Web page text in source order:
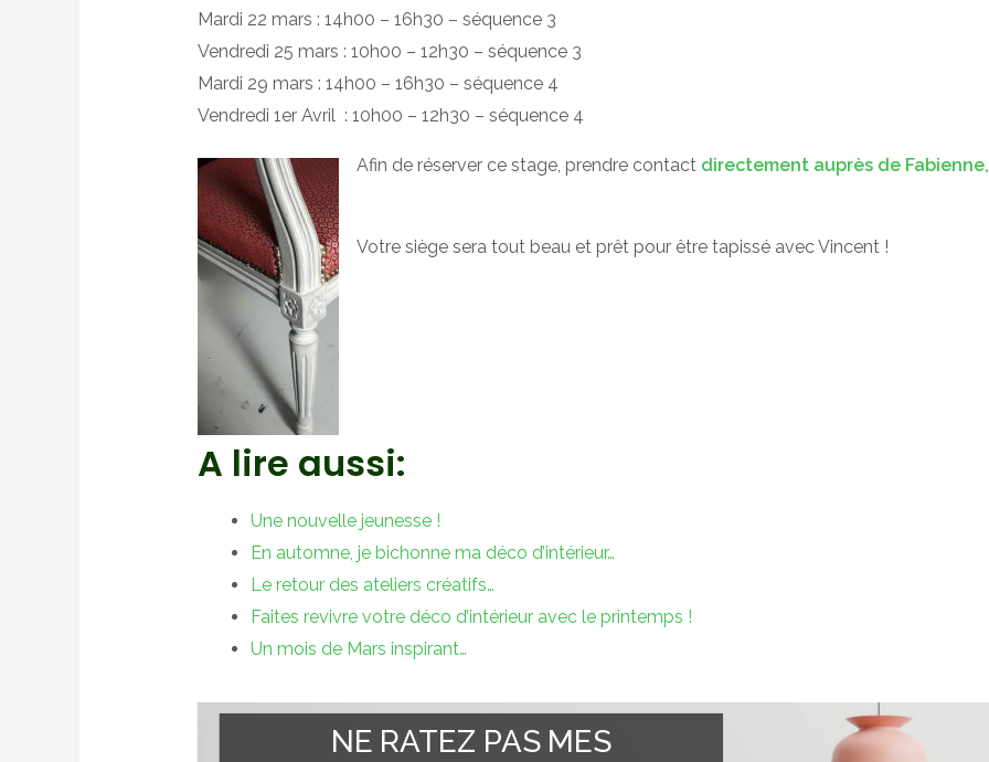
Mardi 22 mars : 14h00 – 16h30 – séquence 3
Vendredi 25 mars : 10h00 – 12h30 – séquence 3
Mardi 29 mars : 14h00 – 16h30 – séquence 4
Vendredi 1er Avril : 10h00 – 12h30 – séquence 4
Afin de réserver ce stage, prendre contact directement auprès de Fabienne,
Votre siège sera tout beau et prêt pour être tapissé avec Vincent !
A lire aussi:
Une nouvelle jeunesse !
En automne, je bichonne ma déco d’intérieur…
Le retour des ateliers créatifs…
Faites revivre votre déco d’intérieur avec le printemps !
Un mois de Mars inspirant…
NE RATEZ PAS MES